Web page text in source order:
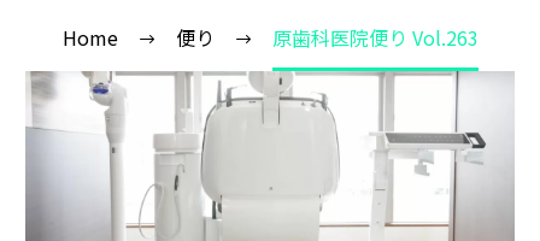
Home 便り 原歯科医院便り Vol.263